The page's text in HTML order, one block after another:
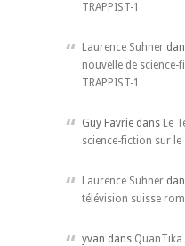
TRAPPIST-1
Laurence Suhner
nouvelle de
TRAPPIST-1
Guy Favrie dans Le
science-fiction sur le
Laurence Suhner
télévision suisse
yvan dans QuanTika